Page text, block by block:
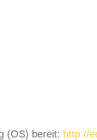
(OS) bereit: http://